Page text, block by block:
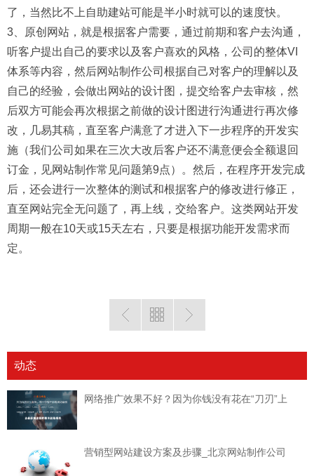
了，当然比不上自助建站可能是半小时就可以的速度快。
3、原创网站，就是根据客户需要，通过前期和客户去沟通，
听客户提出自己的要求以及客户喜欢的风格，公司的整体VI
体系等内容，然后网站制作公司根据自己对客户的理解以及
自己的经验，会做出网站的设计图，提交给客户去审核，然
后双方可能会再次根据之前做的设计图进行沟通进行再次修
改，几易其稿，直至客户满意了才进入下一步程序的开发实
施（我们公司如果在三次大改后客户还不满意便会全额退回
订金，见网站制作常见问题第9点）。然后，在程序开发完成
后，还会进行一次整体的测试和根据客户的修改进行修正，
直至网站完全无问题了，再上线，交给客户。这类网站开发
周期一般在10天或15天左右，只要是根据功能开发需求而
定。
动态
网络推广效果不好？因为你钱没有花在“刀刃”上
营销型网站建设方案及步骤_北京网站制作公司